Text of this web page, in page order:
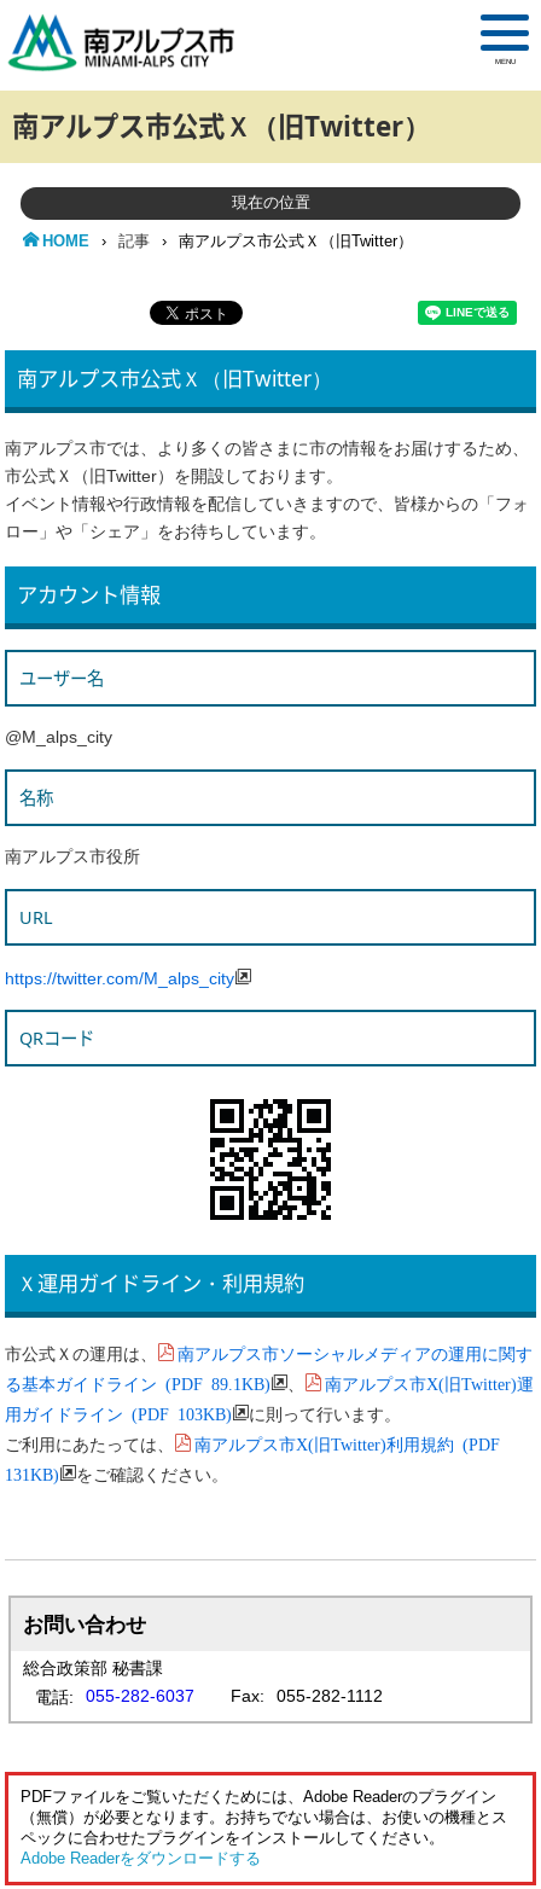
MENU
南アルプス市公式Ｘ（旧Twitter）
現在の位置
HOME › 記事 › 南アルプス市公式Ｘ（旧Twitter）
南アルプス市公式Ｘ（旧Twitter）
南アルプス市では、より多くの皆さまに市の情報をお届けするため、
市公式Ｘ（旧Twitter）を開設しております。
イベント情報や行政情報を配信していきますので、皆様からの「フォ
ロー」や「シェア」をお待ちしています。
アカウント情報
ユーザー名
@M_alps_city
名称
南アルプス市役所
URL
https://twitter.com/M_alps_city
QRコード
Ｘ運用ガイドライン・利用規約
市公式Ｘの運用は、
南アルプス市ソーシャルメディアの運用に関す
る基本ガイドライン (PDF 89.1KB)
、
南アルプス市X(旧Twitter)運
用ガイドライン (PDF 103KB)
に則って行います。
ご利用にあたっては、
南アルプス市X(旧Twitter)利用規約 (PDF
131KB)
をご確認ください。
お問い合わせ
総合政策部 秘書課
電話:
055-282-6037 Fax: 055-282-1112
PDFファイルをご覧いただくためには、Adobe Readerのプラグイン
（無償）が必要となります。お持ちでない場合は、お使いの機種とス
ペックに合わせたプラグインをインストールしてください。
Adobe Readerをダウンロードする